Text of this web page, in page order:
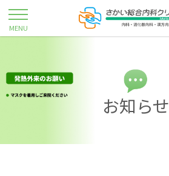
お知らせ